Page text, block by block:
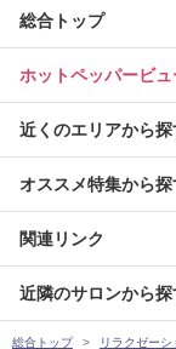
総合トップ
ホットペッパービ
近くのエリアから探
オススメ特集から探
関連リンク
近隣のサロンから探
総合トップ リラクゼー